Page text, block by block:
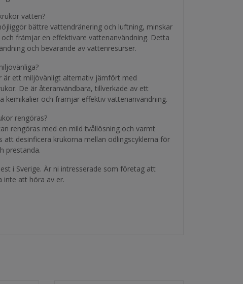
vatten?
bättre vattendränering och luftning, minskar
främjar en effektivare vattenanvändning. Detta
och bevarande av vattenresurser.
är ett miljövänligt alternativ jämfört med
De är återanvändbara, tillverkade av ett
kemikalier och främjar effektiv vattenanvändning.
rengöras?
rengöras med en mild tvållösning och varmt
att desinficera krukorna mellan odlingscyklerna för
prestanda.
i Sverige. Är ni intresserade som företag att
inte att höra av er.